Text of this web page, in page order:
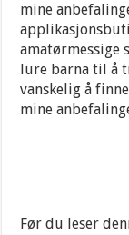
mine
amatørmessige
lure barna til å
vanskelig å
mine
Før du leser